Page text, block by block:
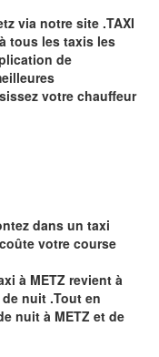
via notre site .TAXI
à tous les taxis les
de
votre chauffeur
dans un taxi
coûte votre course
à METZ revient à
nuit .Tout en
nuit à METZ et de